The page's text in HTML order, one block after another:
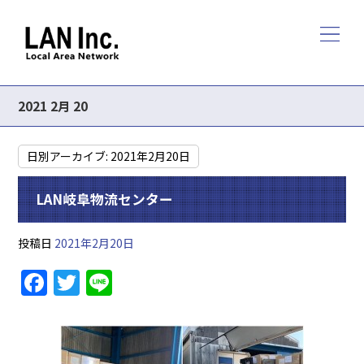
2021 2月 20
日別アーカイブ: 2021年2月20日
LAN岐阜物流センター
投稿日 2021年2月20日
F
a
c
T
w
itte